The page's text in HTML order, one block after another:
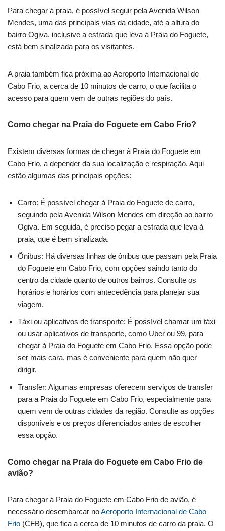
Para chegar à praia, é possível seguir pela Avenida Wilson
Mendes, uma das principais vias da cidade, até a altura do
bairro Ogiva. inclusive a estrada que leva à Praia do Foguete,
está bem sinalizada para os visitantes.
A praia também fica próxima ao Aeroporto Internacional de
Cabo Frio, a cerca de 10 minutos de carro, o que facilita o
acesso para quem vem de outras regiões do país.
Como chegar na Praia do Foguete em Cabo Frio?
Existem diversas formas de chegar à Praia do Foguete em
Cabo Frio, a depender da sua localização e respiração. Aqui
estão algumas das principais opções:
Carro: É possível chegar à Praia do Foguete de carro,
seguindo pela Avenida Wilson Mendes em direção ao bairro
Ogiva. Em seguida, é preciso pegar a estrada que leva à
praia, que é bem sinalizada.
Ônibus: Há diversas linhas de ônibus que passam pela Praia
do Foguete em Cabo Frio, com opções saindo tanto do
centro da cidade quanto de outros bairros. Consulte os
horários e horários com antecedência para planejar sua
viagem.
Táxi ou aplicativos de transporte: É possível chamar um táxi
ou usar aplicativos de transporte, como Uber ou 99, para
chegar à Praia do Foguete em Cabo Frio. Essa opção pode
ser mais cara, mas é conveniente para quem não quer
dirigir.
Transfer: Algumas empresas oferecem serviços de transfer
para a Praia do Foguete em Cabo Frio, especialmente para
quem vem de outras cidades da região. Consulte as opções
disponíveis e os preços diferenciados antes de escolher
essa opção.
Como chegar na Praia do Foguete em Cabo Frio de
avião?
Para chegar à Praia do Foguete em Cabo Frio de avião, é
necessário desembarcar noAeroporto Internacional de Cabo
Frio (CFB), que fica a cerca de 10 minutos de carro da praia. O